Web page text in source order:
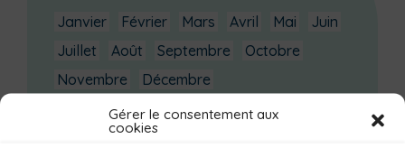
Gérer le consentement aux
cookies
Janvier Février Mars Avril Mai
Juin
Juillet
Août Septembre
Octobre
Novembre
Décembre
Dernières actualités